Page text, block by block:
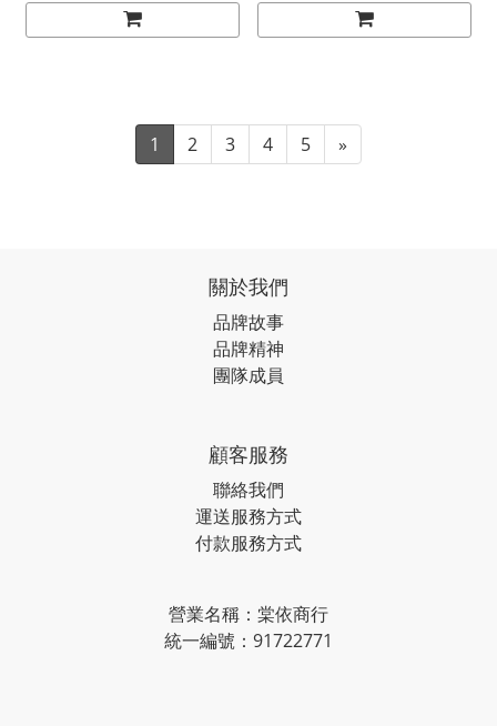
1 2 3 4 5 »
關於我們
品牌故事
品牌精神
團隊成員
顧客服務
聯絡我們
運送服務方式
付款服務方式
營業名稱：棠依商行
統一編號：91722771